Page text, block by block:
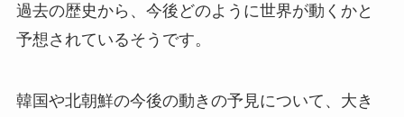
過去の歴史から、今後どのように世界が動くかと
予想されているそうです。
韓国や北朝鮮の今後の動きの予見について、大き